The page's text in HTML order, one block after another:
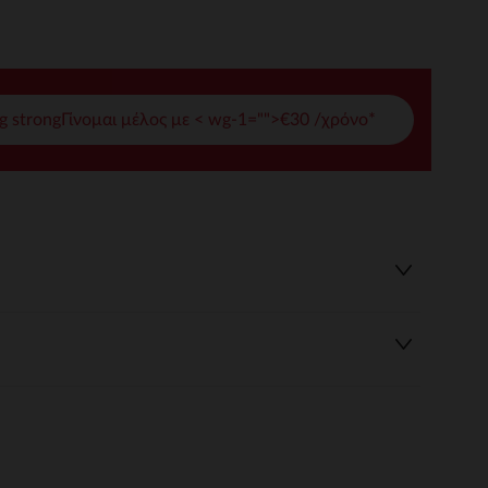
να διαχειριστείτε τις ρυθμίσεις απορρήτου,
strongΓίνομαι μέλος με < wg-1="">€30 /χρόνο*